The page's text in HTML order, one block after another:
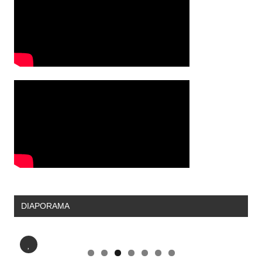
DIAPORAMA